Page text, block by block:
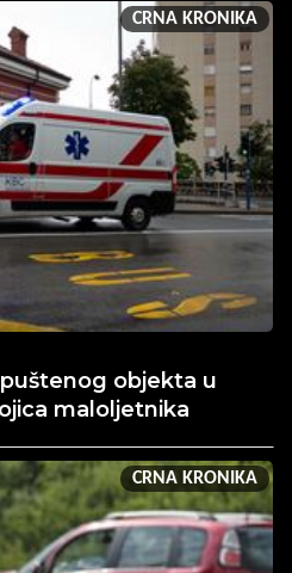
CRNA KRONIKA
objekta u
maloljetnika
CRNA KRONIKA